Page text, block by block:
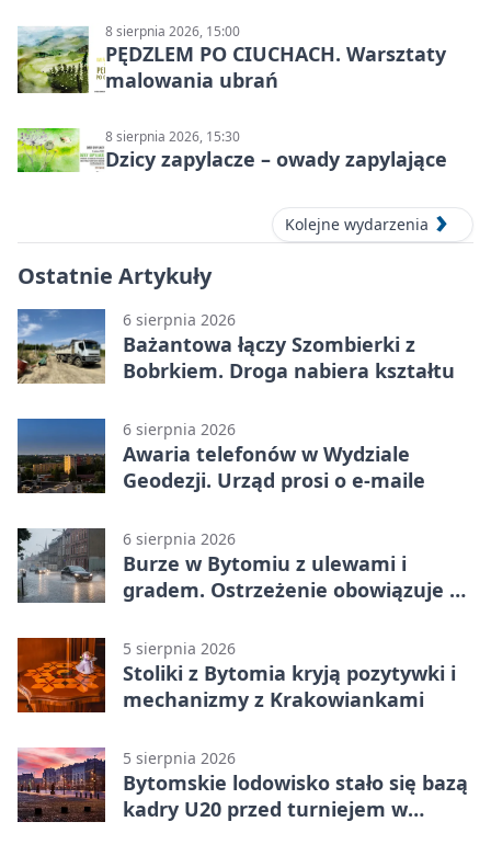
8 sierpnia 2026, 15:00
PĘDZLEM PO CIUCHACH. Warsztaty
malowania ubrań
8 sierpnia 2026, 15:30
Dzicy zapylacze – owady zapylające
Kolejne wydarzenia
Ostatnie Artykuły
6 sierpnia 2026
Bażantowa łączy Szombierki z
Bobrkiem. Droga nabiera kształtu
6 sierpnia 2026
Awaria telefonów w Wydziale
Geodezji. Urząd prosi o e-maile
6 sierpnia 2026
Burze w Bytomiu z ulewami i
gradem. Ostrzeżenie obowiązuje do
5 sierpnia 2026
Stoliki z Bytomia kryją pozytywki i
mechanizmy z Krakowiankami
5 sierpnia 2026
Bytomskie lodowisko stało się bazą
kadry U20 przed turniejem w